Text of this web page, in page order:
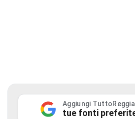
Aggiungi
tue fonti